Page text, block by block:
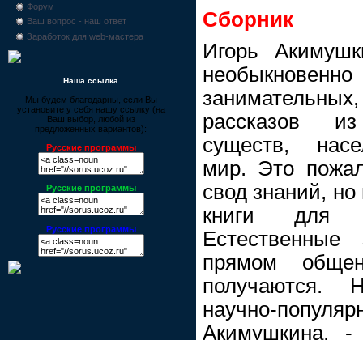
Форум
Ваш вопрос - наш ответ
Заработок для web-мастера
Наша ссылка
Мы будем благодарны, если Вы
установите у себя нашу ссылку (на
Ваш выбор, любой из
предложенных вариантов):
Русские программы
Русские программы
Русские программы
Сборник
Игорь
рассказов
существ,
мир. Это
свод знаний, но
книги для
прямом
получаются.
научно-
Акимушкина, -